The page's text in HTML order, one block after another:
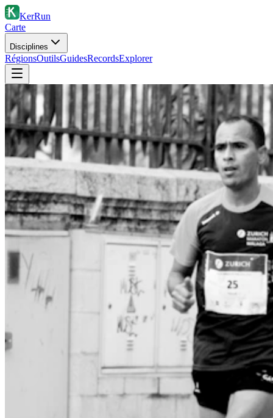
KerRun
Carte
Disciplines
RégionsOutilsGuidesRecordsExplorer